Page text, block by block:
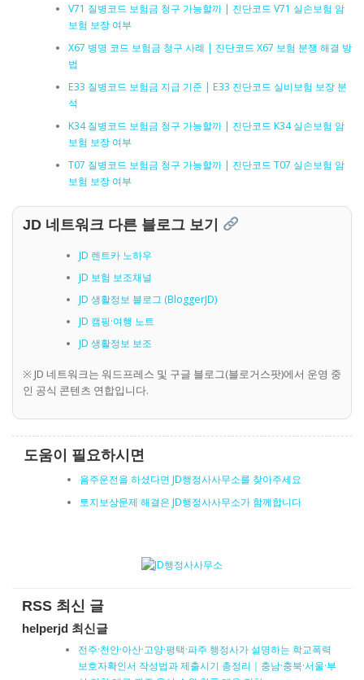
V71 질병코드 보험금 청구 가능할까 | 진단코드 V71 실손보험 암
보험 보장 여부
X67 병명 코드 보험금 청구 사례 | 진단코드 X67 보험 분쟁 해결 방
법
E33 질병코드 보험금 지급 기준 | E33 진단코드 실비보험 보장 분
석
K34 질병코드 보험금 청구 가능할까 | 진단코드 K34 실손보험 암
보험 보장 여부
T07 질병코드 보험금 청구 가능할까 | 진단코드 T07 실손보험 암
보험 보장 여부
JD 네트워크 다른 블로그 보기
JD 렌트카 노하우
JD 보험 보조채널
JD 생활정보 블로그 (BloggerJD)
JD 캠핑·여행 노트
JD 생활정보 보조
※ JD 네트워크는 워드프레스 및 구글 블로그(블로거스팟)에서 운영 중
인 공식 콘텐츠 연합입니다.
도움이 필요하시면
음주운전을 하셨다면 JD행정사사무소를 찾아주세요
토지보상문제 해결은 JD행정사사무소가 함께합니다
RSS 최신 글
helperjd 최신글
전주·천안·아산·고양·평택·파주 행정사가 설명하는 학교폭력
보호자확인서 작성법과 제출시기 총정리｜충남·충북·서울·부